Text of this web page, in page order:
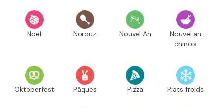
Noël Norouz Nouvel An
Nouvel an
chinois
Oktoberfest Pâques Pizza Plats froids